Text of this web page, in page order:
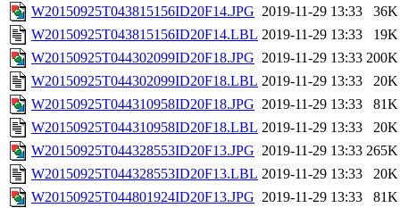
W20150925T043815156ID20F14.JPG 2019-11-29 13:33
36K
W20150925T043815156ID20F14.LBL 2019-11-29 13:33
19K
W20150925T044302099ID20F18.JPG 2019-11-29 13:33 200K
W20150925T044302099ID20F18.LBL 2019-11-29 13:33
20K
W20150925T044310958ID20F18.JPG 2019-11-29 13:33
81K
W20150925T044310958ID20F18.LBL 2019-11-29 13:33
20K
W20150925T044328553ID20F13.JPG 2019-11-29 13:33 265K
W20150925T044328553ID20F13.LBL 2019-11-29 13:33
20K
W20150925T044801924ID20F13.JPG 2019-11-29 13:33
81K